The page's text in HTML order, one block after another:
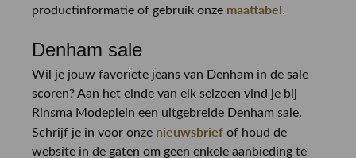
productinformatie of gebruik onze maattabel.
Denham sale
Wil je jouw favoriete jeans van Denham in de sale
scoren? Aan het einde van elk seizoen vind je bij
Rinsma Modeplein een uitgebreide Denham sale.
Schrijf je in voor onze nieuwsbrief of houd de
website in de gaten om geen enkele aanbieding te